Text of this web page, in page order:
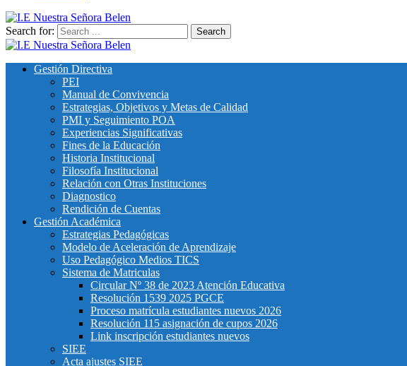
Search for:
I.E Nuestra Señora Belen
Institución Educativa Nuestra Señora de Belén
Gestión Directiva
PEI
Manual de Convivencia
Estrategias, Objetivos y Metas de Calidad
PMI y Seguimiento POA
Experiencias Significativas
Fines de la Educación
Historia Institucional
Filosofía Institucional
Relación con Otras Instituciones
Diagnostico
Rendición de Cuentas
Gestión Académica
Estrategias Pedagógicas
Modelo de Aceleración de Aprendizaje
Uso Pedagógico Medios TICS
Sistema de Matriculas
Circular Nº 38 de 2023 Atención Educativa
Resolución 1539 2025 PGCE
Proceso matrícula estudiantes nuevos 2026
Resolución 115 asignación de cupos 2026
Link inscripción estudiantes nuevos
SIEE
Acta ajustes SIEE